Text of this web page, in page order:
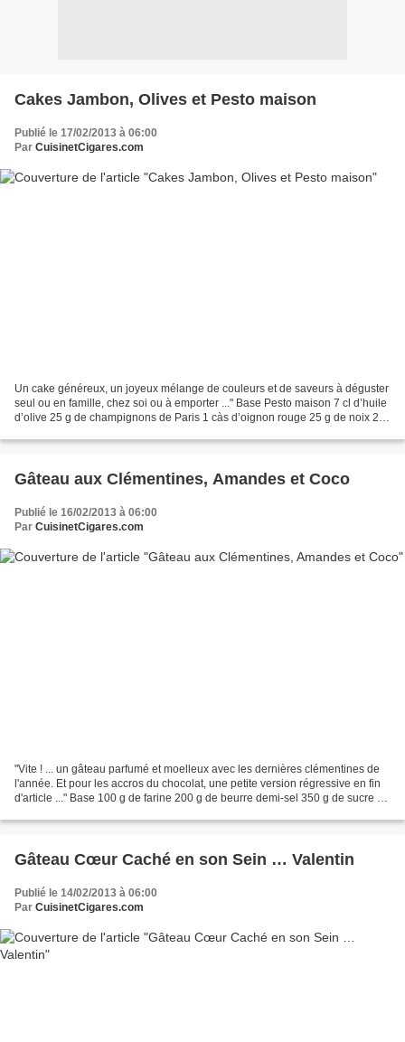
Cakes Jambon, Olives et Pesto maison
Publié le 17/02/2013 à 06:00
Par CuisinetCigares.com
Un cake généreux, un joyeux mélange de couleurs et de saveurs à déguster
seul ou en famille, chez soi ou à emporter ..." Base Pesto maison 7 cl d’huile
d’olive 25 g de champignons de Paris 1 càs d’oignon rouge 25 g de noix 2
Gâteau aux Clémentines, Amandes et Coco
Publié le 16/02/2013 à 06:00
Par CuisinetCigares.com
"Vite ! ... un gâteau parfumé et moelleux avec les dernières clémentines de
l'année. Et pour les accros du chocolat, une petite version régressive en fin
d'article ..." Base 100 g de farine 200 g de beurre demi-sel 350 g de sucre en
Gâteau Cœur Caché en son Sein … Valentin
Publié le 14/02/2013 à 06:00
Par CuisinetCigares.com